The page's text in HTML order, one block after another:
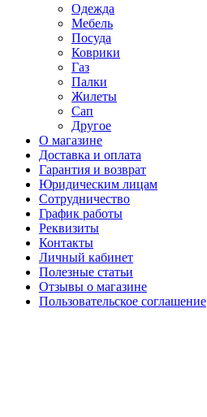
Одежда
Мебель
Посуда
Коврики
Газ
Палки
Жилеты
Сап
Другое
О магазине
Доставка и оплата
Гарантия и возврат
Юридическим лицам
Сотрудничество
График работы
Реквизиты
Контакты
Личный кабинет
Полезные статьи
Отзывы о магазине
Пользовательское соглашение